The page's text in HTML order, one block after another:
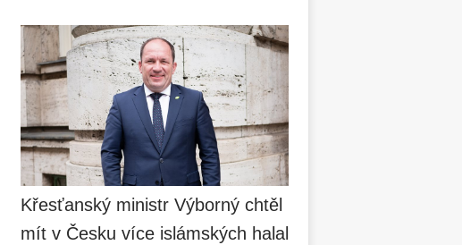
Křesťanský ministr Výborný chtěl
mít v Česku více islámských halal